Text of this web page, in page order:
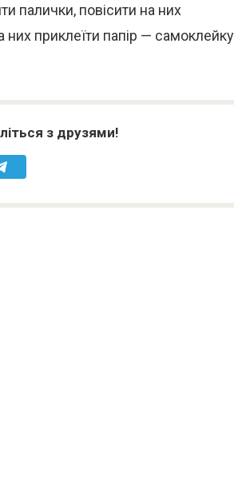
палички, повісити на них
них приклеїти папір — самоклейку
з друзями!